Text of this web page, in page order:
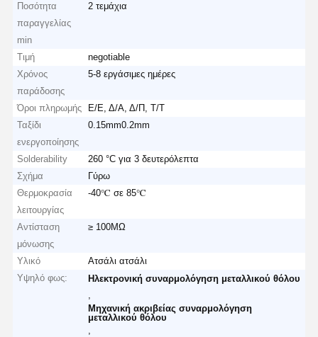
Ποσότητα
παραγγελίας
min
2 τεμάχια
Τιμή
negotiable
Χρόνος
παράδοσης
5-8 εργάσιμες ημέρες
Όροι πληρωμής
Ε/Ε, Δ/Α, Δ/Π, Τ/Τ
Ταξίδι
ενεργοποίησης
0.15mm0.2mm
Solderability
260 °C για 3 δευτερόλεπτα
Σχήμα
Γύρω
Θερμοκρασία
λειτουργίας
-40℃ σε 85℃
Αντίσταση
μόνωσης
≥ 100MΩ
Υλικό
Ατσάλι ατσάλι
Υψηλό φως:
Ηλεκτρονική συναρμολόγηση μεταλλικού θόλου
Μηχανική ακριβείας συναρμολόγηση
μεταλλικού θόλου